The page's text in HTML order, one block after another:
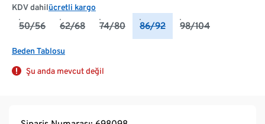
KDV dahilücretli kargo
50/56 62/68 74/80 86/92 98/104
Beden Tablosu
Şu anda mevcut değil